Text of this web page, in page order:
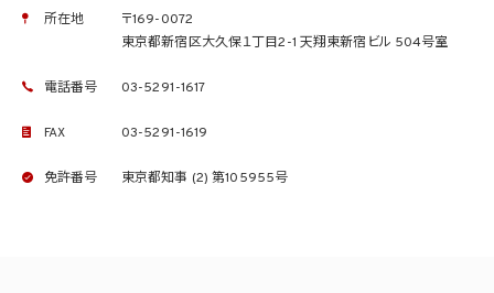
所在地
〒169-0072
東京都新宿区大久保１丁目2-1 天翔東新宿ビル 504号室
電話番号 03-5291-1617
FAX 03-5291-1619
免許番号 東京都知事 (2) 第105955号